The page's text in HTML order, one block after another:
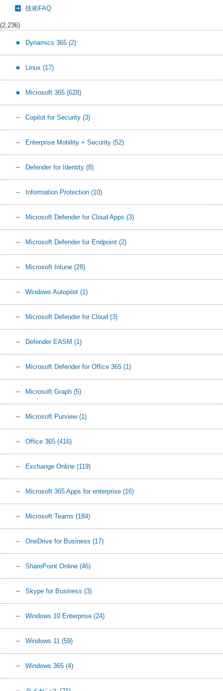
技術FAQ
(2,236)
Dynamics 365 (2)
Linux (17)
Microsoft 365 (628)
Copilot for Security (3)
Enterprise Mobility + Security (52)
Defender for Identity (8)
Information Protection (10)
Microsoft Defender for Cloud Apps (3)
Microsoft Defender for Endpoint (2)
Microsoft Intune (28)
Windows Autopilot (1)
Microsoft Defender for Cloud (3)
Defender EASM (1)
Microsoft Defender for Office 365 (1)
Microsoft Graph (5)
Microsoft Purview (1)
Office 365 (416)
Exchange Online (119)
Microsoft 365 Apps for enterprise (16)
Microsoft Teams (184)
OneDrive for Business (17)
SharePoint Online (46)
Skype for Business (3)
Windows 10 Enterprise (24)
Windows 11 (59)
Windows 365 (4)